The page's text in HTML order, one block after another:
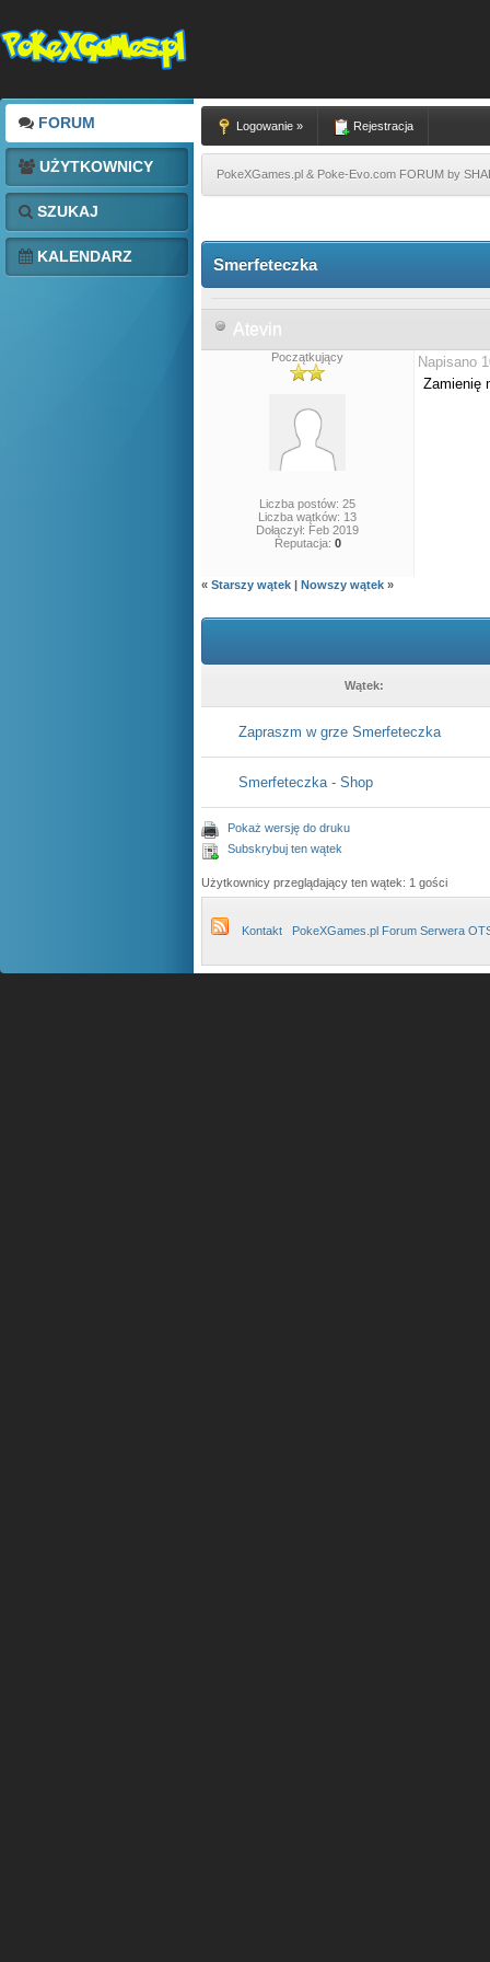
FORUM
UŻYTKOWNICY
SZUKAJ
KALENDARZ
Logowanie » Rejestracja
PokeXGames.pl & Poke-Evo.com FORUM by
Smerfeteczka
Atevin
Początkujący
Liczba postów: 25
Liczba wątków: 13
Dołączył: Feb 2019
Reputacja: 0
Napisano
Zamienię
« Starszy wątek | Nowszy wątek »
Wątek:
Zapraszm w grze Smerfeteczka
Smerfeteczka - Shop
Pokaż wersję do druku
Subskrybuj ten wątek
Użytkownicy przeglądający ten wątek: 1 gości
Kontakt PokeXGames.pl Forum Serwera